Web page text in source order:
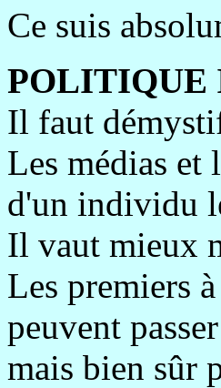
Ce suis
POLITIQUE
Il faut
Les médias
d'un individu
Il vaut mieux
Les premiers
peuvent
mais bien sûr